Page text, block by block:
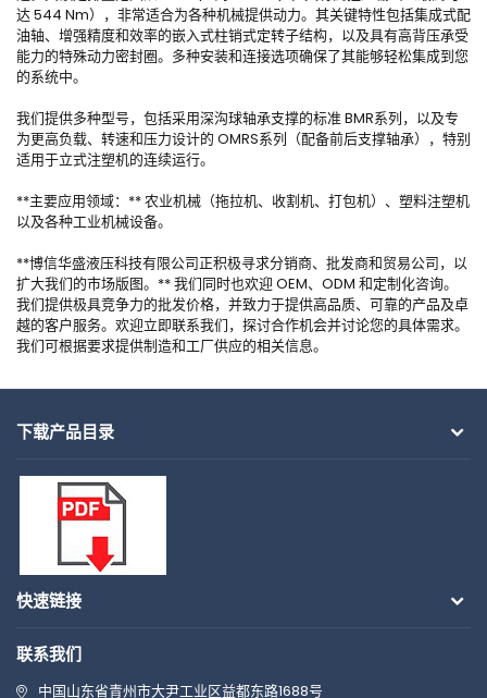
达 544 Nm），非常适合为各种机械提供动力。其关键特性包括集成式配
油轴、增强精度和效率的嵌入式柱销式定转子结构，以及具有高背压承受
能力的特殊动力密封圈。多种安装和连接选项确保了其能够轻松集成到您
的系统中。
我们提供多种型号，包括采用深沟球轴承支撑的标准 BMR系列，以及专
为更高负载、转速和压力设计的 OMRS系列（配备前后支撑轴承），特别
适用于立式注塑机的连续运行。
**主要应用领域：** 农业机械（拖拉机、收割机、打包机）、塑料注塑机
以及各种工业机械设备。
**博信华盛液压科技有限公司正积极寻求分销商、批发商和贸易公司，以
扩大我们的市场版图。** 我们同时也欢迎 OEM、ODM 和定制化咨询。
我们提供极具竞争力的批发价格，并致力于提供高品质、可靠的产品及卓
越的客户服务。欢迎立即联系我们，探讨合作机会并讨论您的具体需求。
我们可根据要求提供制造和工厂供应的相关信息。
下载产品目录
快速链接
联系我们
中国山东省青州市大尹工业区益都东路1688号